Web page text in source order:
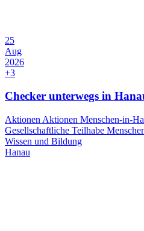
25
Aug
2026
+3
Checker unterwegs in
Aktionen Aktionen Menschen-in-
Gesellschaftliche Teilhabe
Wissen und Bildung
Hanau